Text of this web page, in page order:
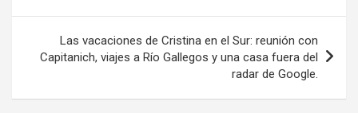
entradas
Las vacaciones de Cristina en el Sur: reunión con
Capitanich, viajes a Río Gallegos y una casa fuera del
radar de Google.